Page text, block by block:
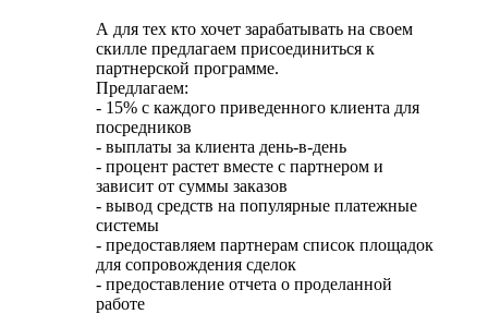
А для тех кто хочет зарабатывать на своем
скилле предлагаем присоединиться к
партнерской программе.
Предлагаем:
- 15% с каждого приведенного клиента для
посредников
- выплаты за клиента день-в-день
- процент растет вместе с партнером и
зависит от суммы заказов
- вывод средств на популярные платежные
системы
- предоставляем партнерам список площадок
для сопровождения сделок
- предоставление отчета о проделанной
работе